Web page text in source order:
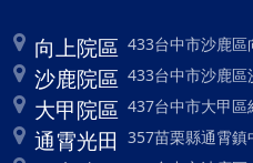
向上院區 433台中市沙鹿
沙鹿院區 433台中市沙鹿
大甲院區 437台中市大甲
通霄光田 357苗栗縣通霄